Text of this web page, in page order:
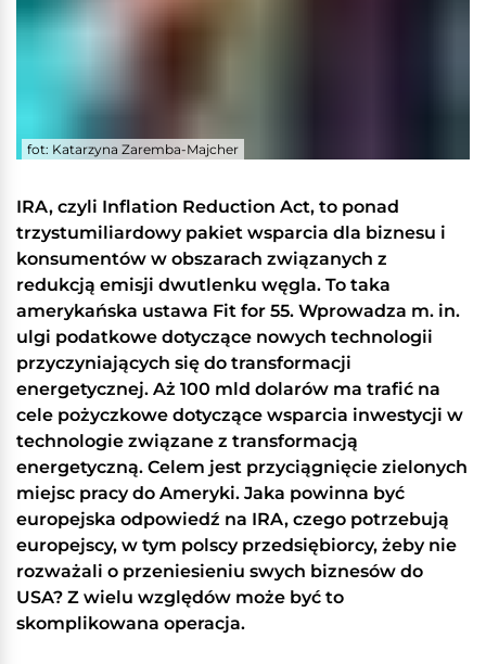
fot: Katarzyna Zaremba-Majcher
IRA, czyli Inflation Reduction Act, to ponad
trzystumiliardowy pakiet wsparcia dla biznesu i
konsumentów w obszarach związanych z
redukcją emisji dwutlenku węgla. To taka
amerykańska ustawa Fit for 55. Wprowadza m. in.
ulgi podatkowe dotyczące nowych technologii
przyczyniających się do transformacji
energetycznej. Aż 100 mld dolarów ma trafić na
cele pożyczkowe dotyczące wsparcia inwestycji w
technologie związane z transformacją
energetyczną. Celem jest przyciągnięcie zielonych
miejsc pracy do Ameryki. Jaka powinna być
europejska odpowiedź na IRA, czego potrzebują
europejscy, w tym polscy przedsiębiorcy, żeby nie
rozważali o przeniesieniu swych biznesów do
USA? Z wielu względów może być to
skomplikowana operacja.